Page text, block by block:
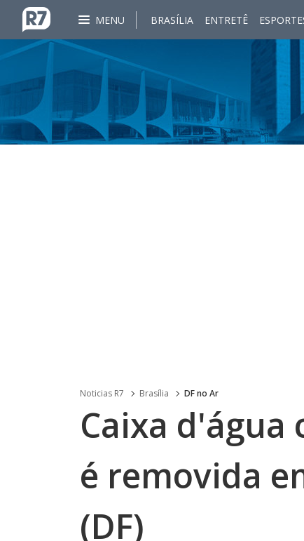
MENU BRASÍLIA ENTRETÊ
Noticias R7 Brasília DF no Ar
Caixa d'água
é removida
(DF)